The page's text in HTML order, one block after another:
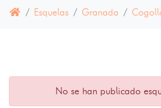
Esquelas Granada
No se han publicado